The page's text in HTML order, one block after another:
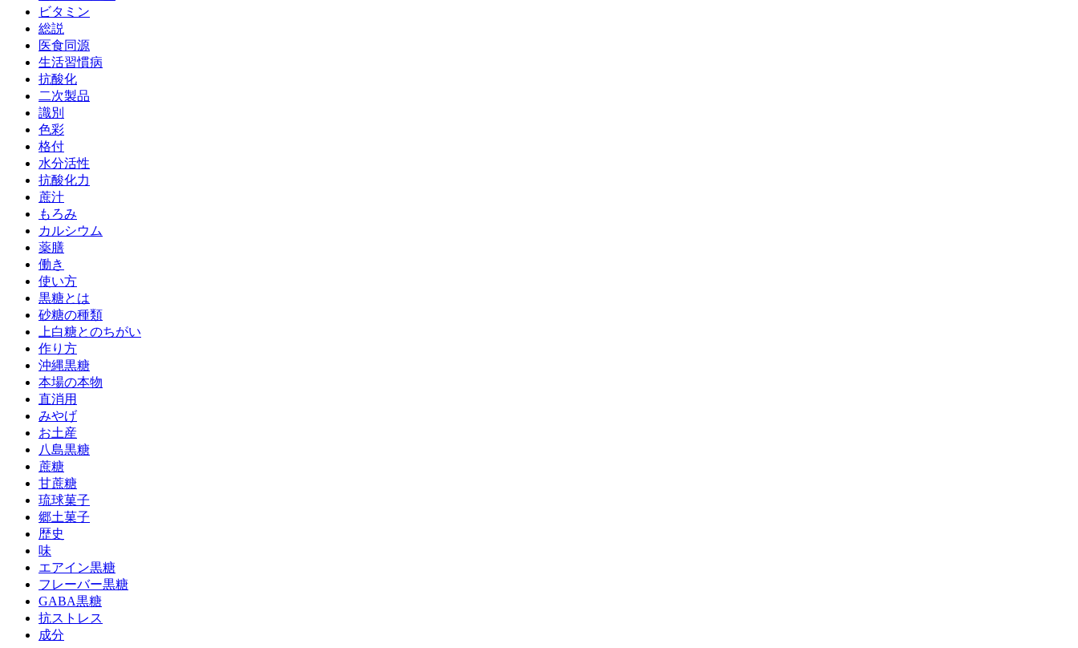
ビタミン
総説
医食同源
生活習慣病
抗酸化
二次製品
識別
色彩
格付
水分活性
抗酸化力
蔗汁
もろみ
カルシウム
薬膳
働き
使い方
黒糖とは
砂糖の種類
上白糖とのちがい
作り方
沖縄黒糖
本場の本物
直消用
みやげ
お土産
八島黒糖
蔗糖
甘蔗糖
琉球菓子
郷土菓子
歴史
味
エアイン黒糖
フレーバー黒糖
GABA黒糖
抗ストレス
成分